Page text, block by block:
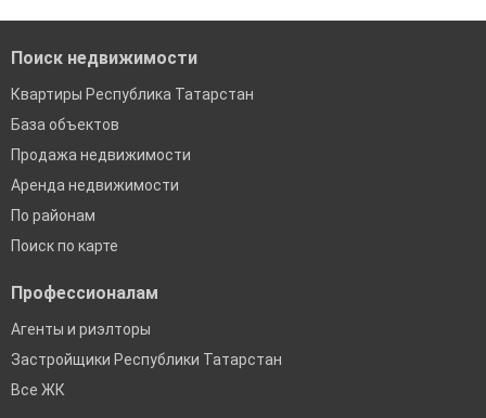
Поиск недвижимости
Квартиры Республика Татарстан
База объектов
Продажа недвижимости
Аренда недвижимости
По районам
Поиск по карте
Профессионалам
Агенты и риэлторы
Застройщики Республики Татарстан
Все ЖК